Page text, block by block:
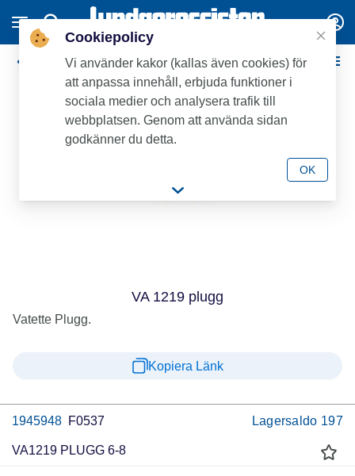
Vatette Klämringskopplingar - Mässing
VA 1219 plugg
Vatette Plugg.
Kopiera Länk
1945948 F0537 Lagersaldo 197
VA1219 PLUGG 6-8
Cookiepolicy
Vi använder kakor (kallas även cookies) för
att anpassa innehåll, erbjuda funktioner i
sociala medier och analysera trafik till
webbplatsen. Genom att använda sidan
godkänner du detta.
OK